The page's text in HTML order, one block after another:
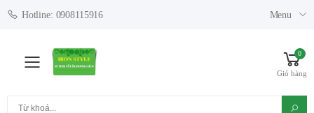
Hotline: 0908115916 Menu
Toggle mobile menu
0
Giỏ hàng